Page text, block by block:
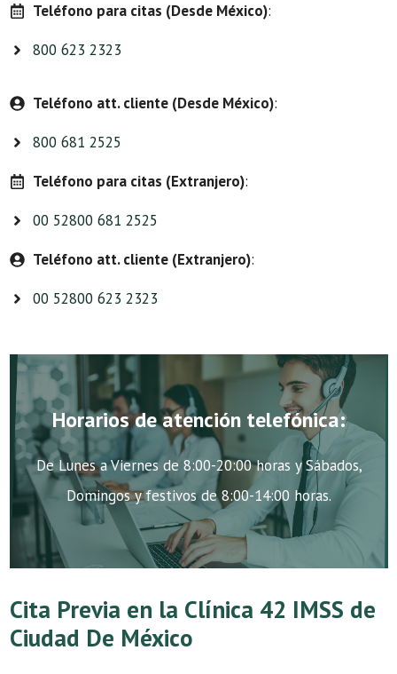
Teléfono para citas (Desde México):
800 623 2323
Teléfono att. cliente (Desde México):
800 681 2525
Teléfono para citas (Extranjero):
00 52800 681 2525
Teléfono att. cliente (Extranjero):
00 52800 623 2323
Horarios de atención telefónica:
De Lunes a Viernes de 8:00-20:00 horas y Sábados,
Domingos y festivos de 8:00-14:00 horas.
Cita Previa en la Clínica 42 IMSS de
Ciudad De México